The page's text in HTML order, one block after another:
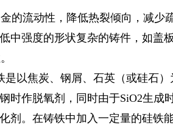
的流动性，降低热裂倾向，减
中强度的形状复杂的铸件，如盖
以焦炭、钢屑、石英（或硅石
时作脱氧剂，同时由于SiO2生
剂。在铸铁中加入一定量的硅